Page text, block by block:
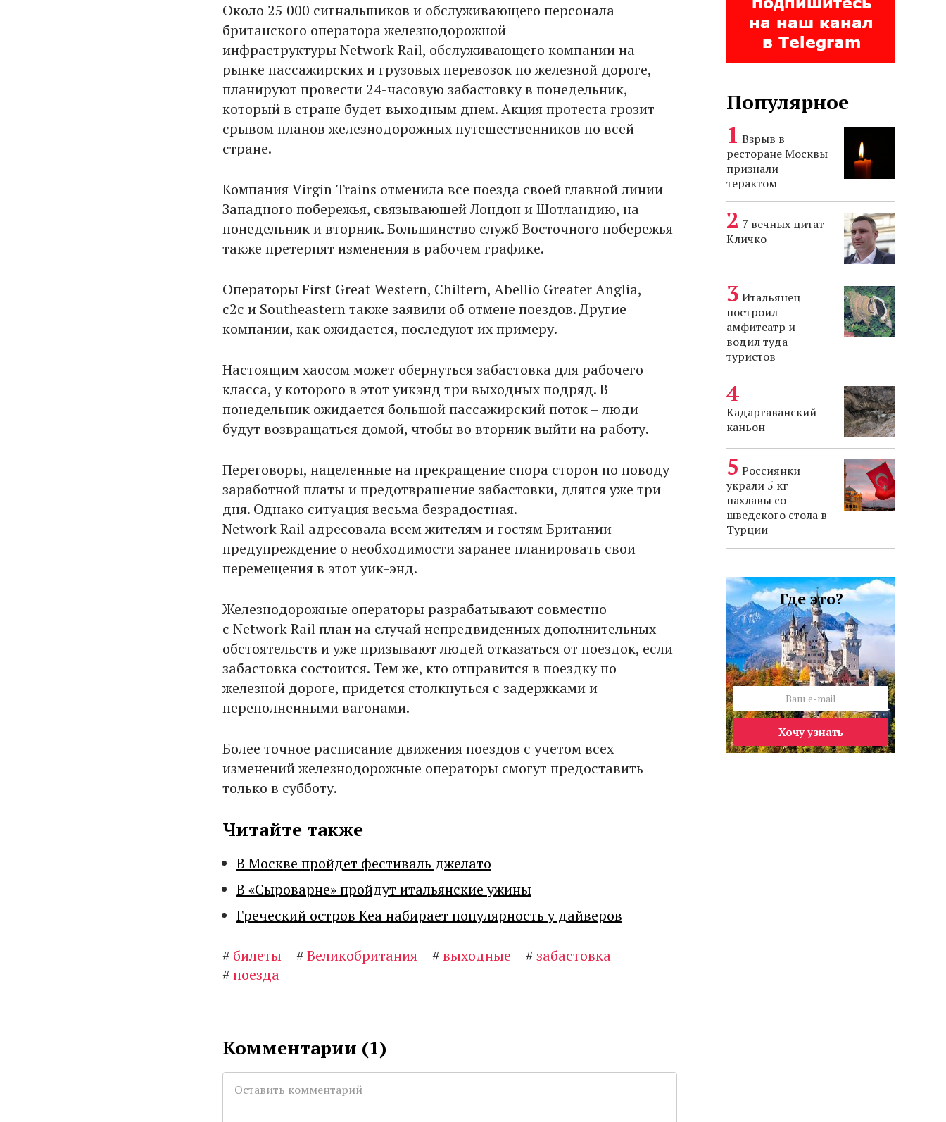
Около 25 000 сигнальщиков и обслуживающего персонала
британского оператора железнодорожной
инфраструктуры Network Rail, обслуживающего компании на
рынке пассажирских и грузовых перевозок по железной дороге,
планируют провести 24-часовую забастовку в понедельник,
который в стране будет выходным днем. Акция протеста грозит
срывом планов железнодорожных путешественников по всей
стране.
Компания Virgin Trains отменила все поезда своей главной линии
Западного побережья, связывающей Лондон и Шотландию, на
понедельник и вторник. Большинство служб Восточного побережья
также претерпят изменения в рабочем графике.
Операторы First Great Western, Chiltern, Abellio Greater Anglia,
c2c и Southeastern также заявили об отмене поездов. Другие
компании, как ожидается, последуют их примеру.
Настоящим хаосом может обернуться забастовка для рабочего
класса, у которого в этот уикэнд три выходных подряд. В
понедельник ожидается большой пассажирский поток – люди
будут возвращаться домой, чтобы во вторник выйти на работу.
Переговоры, нацеленные на прекращение спора сторон по поводу
заработной платы и предотвращение забастовки, длятся уже три
дня. Однако ситуация весьма безрадостная.
Network Rail адресовала всем жителям и гостям Британии
предупреждение о необходимости заранее планировать свои
перемещения в этот уик-энд.
Железнодорожные операторы разрабатывают совместно
с Network Rail план на случай непредвиденных дополнительных
обстоятельств и уже призывают людей отказаться от поездок, если
забастовка состоится. Тем же, кто отправится в поездку по
железной дороге, придется столкнуться с задержками и
переполненными вагонами.
Более точное расписание движения поездов с учетом всех
изменений железнодорожные операторы смогут предоставить
только в субботу.
Читайте также
В Москве пройдет фестиваль джелато
В «Сыроварне» пройдут итальянские ужины
Греческий остров Кеа набирает популярность у дайверов
# билеты #Великобритания #выходные #забастовка
#поезда
Комментарии (1)
Популярное
Взрыв в
ресторане Москвы
признали
терактом
7 вечных цитат
Кличко
Итальянец
построил
амфитеатр и
водил туда
туристов
Кадаргаванский
каньон
Россиянки
украли 5 кг
пахлавы со
шведского стола в
Турции
Где это?
Хочу узнать